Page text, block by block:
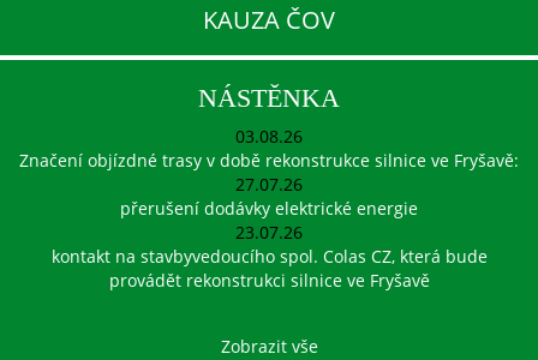
KAUZA ČOV
NÁSTĚNKA
03.08.26
Značení objízdné trasy v době rekonstrukce silnice ve Fryšavě:
27.07.26
přerušení dodávky elektrické energie
23.07.26
kontakt na stavbyvedoucího spol. Colas CZ, která bude
provádět rekonstrukci silnice ve Fryšavě
Zobrazit vše